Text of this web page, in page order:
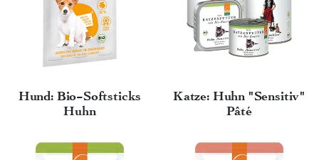
Hund: Bio-Softsticks
Huhn
Katze: Huhn "Sensitiv"
Pâté